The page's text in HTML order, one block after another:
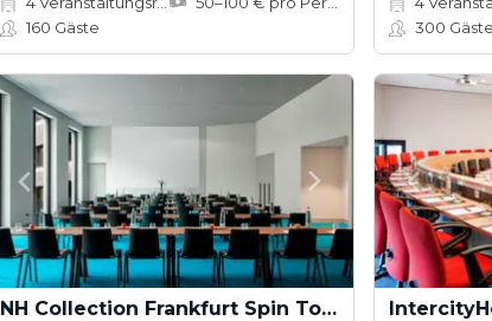
160 Gäste
300 Gäste
NH Collection Frankfurt Spin Tower